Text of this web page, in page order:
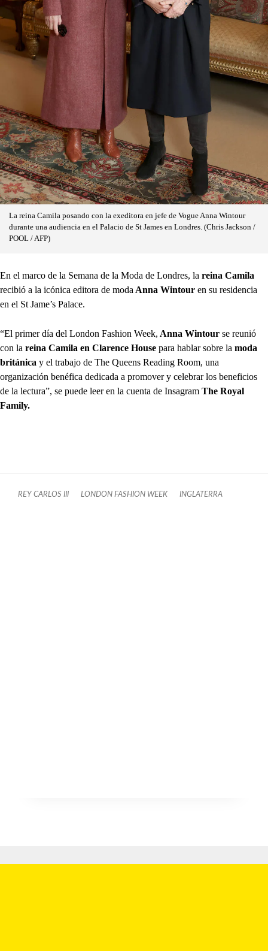
La reina Camila posando con la exeditora en jefe de Vogue Anna Wintour
durante una audiencia en el Palacio de St James en Londres. (Chris Jackson /
POOL / AFP)
En el marco de la Semana de la Moda de Londres, la reina Camila
recibió a la icónica editora de modaAnna Wintour en su residencia
en el St Jame’s Palace.
“El primer día del London Fashion Week, Anna Wintour se reunió
con la reina Camila en Clarence House para hablar sobre la moda
británica y el trabajo de The Queens Reading Room, una
organización benéfica dedicada a promover y celebrar los beneficios
de la lectura”, se puede leer en la cuenta de Insagram The Royal
Family.
REY CARLOS III LONDON FASHION WEEK INGLATERRA